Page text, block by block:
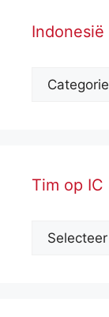
Tim op IC